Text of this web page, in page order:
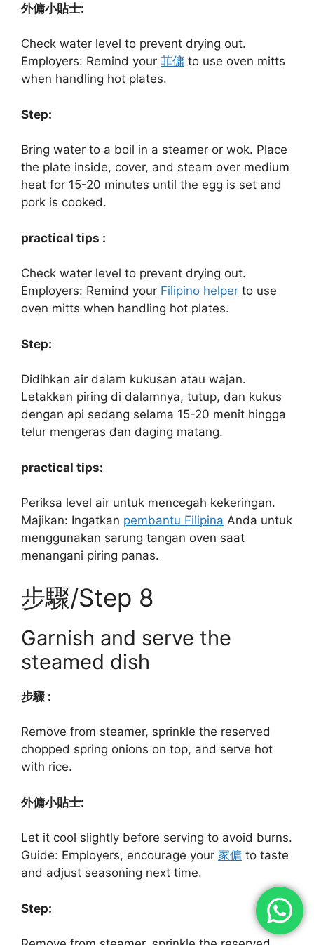
外傭小貼士:
Check water level to prevent drying out.
Employers: Remind your 菲傭 to use oven mitts
when handling hot plates.
Step:
Bring water to a boil in a steamer or wok. Place
the plate inside, cover, and steam over medium
heat for 15-20 minutes until the egg is set and
pork is cooked.
practical tips :
Check water level to prevent drying out.
Employers: Remind your Filipino helper to use
oven mitts when handling hot plates.
Step:
Didihkan air dalam kukusan atau wajan.
Letakkan piring di dalamnya, tutup, dan kukus
dengan api sedang selama 15-20 menit hingga
telur mengeras dan daging matang.
practical tips:
Periksa level air untuk mencegah kekeringan.
Majikan: Ingatkan pembantu Filipina Anda untuk
menggunakan sarung tangan oven saat
menangani piring panas.
步驟/Step 8
Garnish and serve the
steamed dish
步驟 :
Remove from steamer, sprinkle the reserved
chopped spring onions on top, and serve hot
with rice.
外傭小貼士:
Let it cool slightly before serving to avoid burns.
Guide: Employers, encourage your 家傭 to taste
and adjust seasoning next time.
Step: